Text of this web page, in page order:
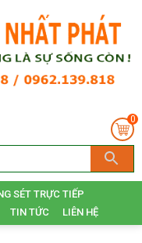
0
SÉT TRỰC TIẾP
TIN TỨC LIÊN HỆ